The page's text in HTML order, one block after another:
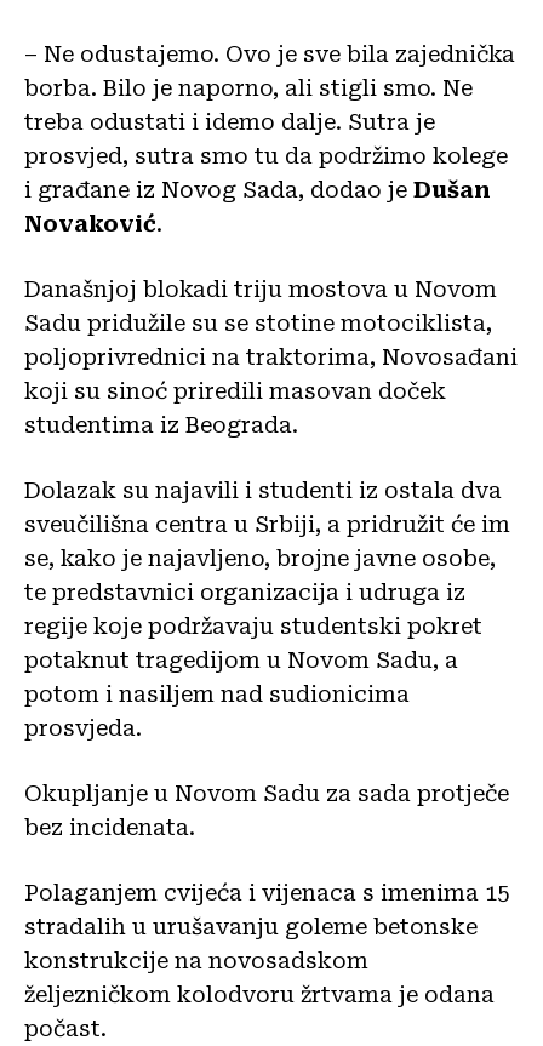
– Ne odustajemo. Ovo je sve bila zajednička
borba. Bilo je naporno, ali stigli smo. Ne
treba odustati i idemo dalje. Sutra je
prosvjed, sutra smo tu da podržimo kolege
i građane iz Novog Sada, dodao je Dušan
Novaković.
Današnjoj blokadi triju mostova u Novom
Sadu pridužile su se stotine motociklista,
poljoprivrednici na traktorima, Novosađani
koji su sinoć priredili masovan doček
studentima iz Beograda.
Dolazak su najavili i studenti iz ostala dva
sveučilišna centra u Srbiji, a pridružit će im
se, kako je najavljeno, brojne javne osobe,
te predstavnici organizacija i udruga iz
regije koje podržavaju studentski pokret
potaknut tragedijom u Novom Sadu, a
potom i nasiljem nad sudionicima
prosvjeda.
Okupljanje u Novom Sadu za sada protječe
bez incidenata.
Polaganjem cvijeća i vijenaca s imenima 15
stradalih u urušavanju goleme betonske
konstrukcije na novosadskom
željezničkom kolodvoru žrtvama je odana
počast.